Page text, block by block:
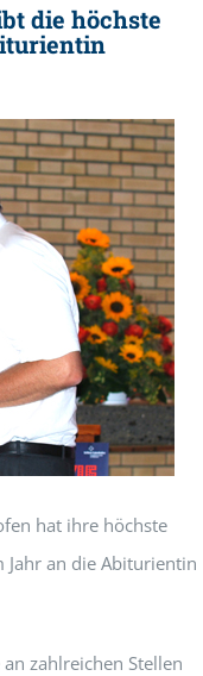
die höchste
hat ihre höchste
Jahr an die Abiturientin
zahlreichen Stellen